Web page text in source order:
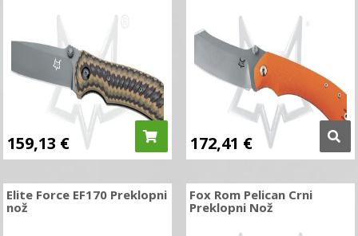
159,13 € 172,41 €
Elite Force EF170 Preklopni
nož
Fox Rom Pelican Crni
Preklopni Nož